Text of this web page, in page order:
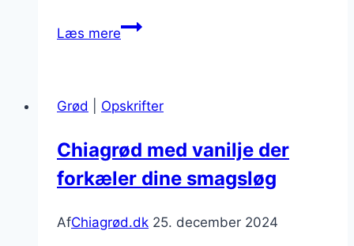
Læs mereChiagrød
dessert
Grød Opskrifter
Chiagrød med vanilje der
forkæler dine smagsløg
AfChiagrød.dk 25. december 2024